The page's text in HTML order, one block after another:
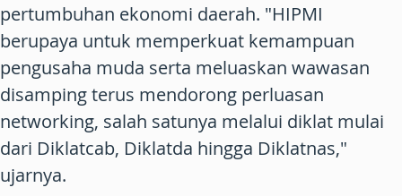
pertumbuhan ekonomi daerah. "HIPMI
berupaya untuk memperkuat kemampuan
pengusaha muda serta meluaskan wawasan
disamping terus mendorong perluasan
networking, salah satunya melalui diklat mulai
dari Diklatcab, Diklatda hingga Diklatnas,"
ujarnya.